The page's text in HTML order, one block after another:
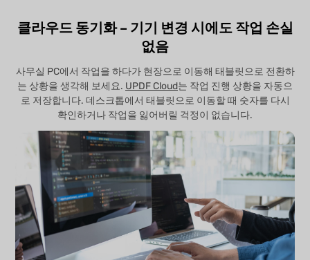
클라우드 동기화 – 기기 변경 시에도 작업 손실
없음
사무실 PC에서 작업을 하다가 현장으로 이동해 태블릿으로 전환하
는 상황을 생각해 보세요. UPDF Cloud는 작업 진행 상황을 자동으
로 저장합니다. 데스크톱에서 태블릿으로 이동할 때 숫자를 다시
확인하거나 작업을 잃어버릴 걱정이 없습니다.